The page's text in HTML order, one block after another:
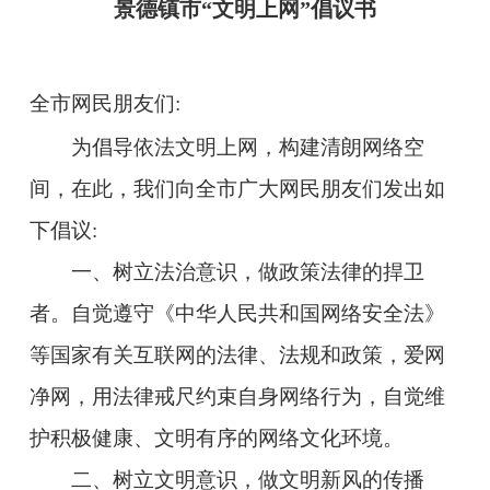
景德镇市“文明上网”倡议书
全市网民朋友们:
为倡导依法文明上网，构建清朗网络空
间，在此，我们向全市广大网民朋友们发出如
下倡议:
一、树立法治意识，做政策法律的捍卫
者。自觉遵守《中华人民共和国网络安全法》
等国家有关互联网的法律、法规和政策，爱网
净网，用法律戒尺约束自身网络行为，自觉维
护积极健康、文明有序的网络文化环境。
二、树立文明意识，做文明新风的传播